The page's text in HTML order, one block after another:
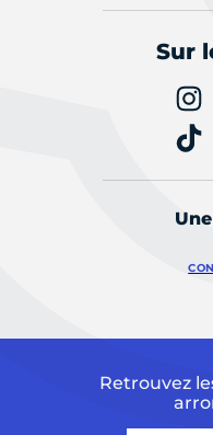
Sur
Retrouvez